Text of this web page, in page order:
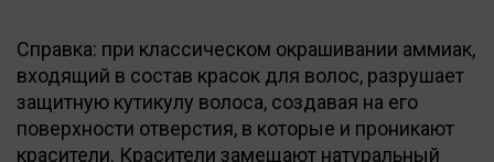
Справка: при классическом окрашивании аммиак,
входящий в состав красок для волос, разрушает
защитную кутикулу волоса, создавая на его
поверхности отверстия, в которые и проникают
красители. Красители замещают натуральный